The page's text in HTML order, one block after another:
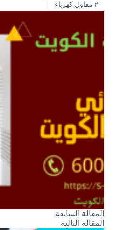
#مقاول كهرباء
المقالة السابقة
المقالة التالية